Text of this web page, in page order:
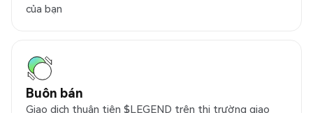
của bạn
Buôn bán
Giao dịch thuận tiện $LEGEND trên thị trường giao